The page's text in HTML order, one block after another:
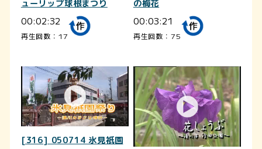
ューリップ球根まつり
00:02:32
再生回数：17
の梅花
00:03:21
再生回数：75
[316] 050714 氷見祇園